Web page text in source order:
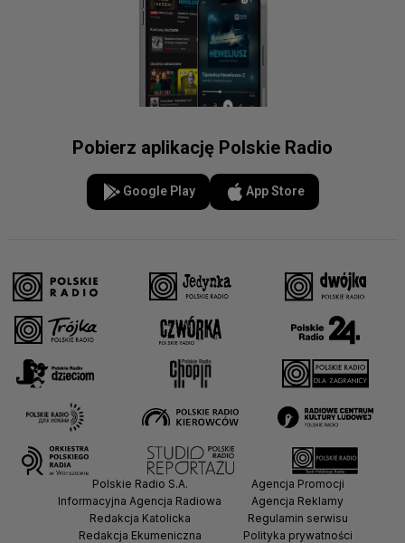
Pobierz aplikację Polskie Radio
Google Play App Store
Polskie Radio S.A.
Informacyjna Agencja Radiowa
Redakcja Katolicka
Redakcja Ekumeniczna
Agencja Promocji
Agencja Reklamy
Regulamin serwisu
Polityka prywatności